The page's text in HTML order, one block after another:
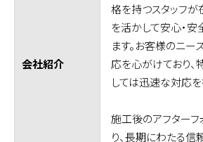
会社紹介
格を持つスタッフが
を活かして安心・
ます。お客様のニ
応を心がけており
しては迅速な対応を
施工後のアフター
り、長期にわたる信